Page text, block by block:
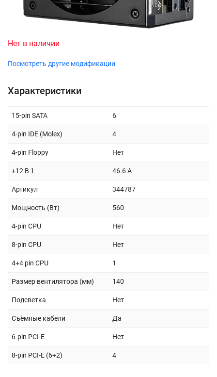
Нет в наличии
Посмотреть другие модификации
Характеристики
15-pin SATA 6
4-pin IDE (Molex) 4
4-pin Floppy Нет
+12 В 1 46.6 A
Артикул 344787
Мощность (Вт) 560
4-pin CPU Нет
8-pin CPU Нет
4+4 pin CPU 1
Размер вентилятора (мм) 140
Подсветка Нет
Съёмные кабели Да
6-pin PCI-E Нет
8-pin PCI-E (6+2) 4